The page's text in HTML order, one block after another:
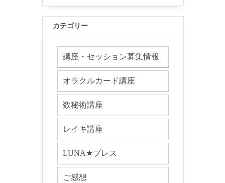
カテゴリー
講座・セッション募集情報
オラクルカード講座
数秘術講座
レイキ講座
LUNA★ブレス
ご感想